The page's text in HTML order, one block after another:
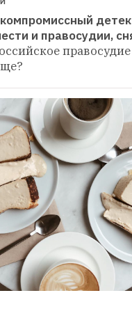
и правосудии,